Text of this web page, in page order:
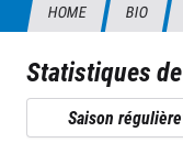
HOME BIO
Statistiques de
Saison régulière